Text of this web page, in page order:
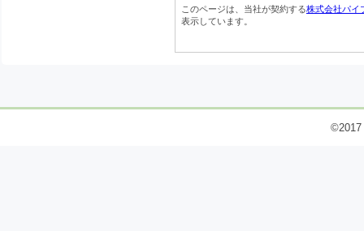
このページは、当社が契約する株式会社パイ
表示しています。
©2017